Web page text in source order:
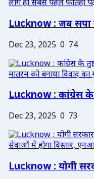
Lucknow : जब सपा
Dec 23, 2025 0 74
Lucknow : कांग्रेस के
Dec 23, 2025 0 73
Lucknow : योगी